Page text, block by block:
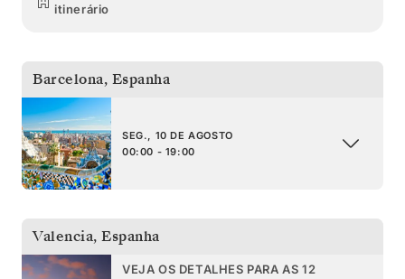
itinerário
Barcelona, Espanha
SEG., 10 DE AGOSTO
00:00 - 19:00
Valencia, Espanha
VEJA OS DETALHES PARA AS 12